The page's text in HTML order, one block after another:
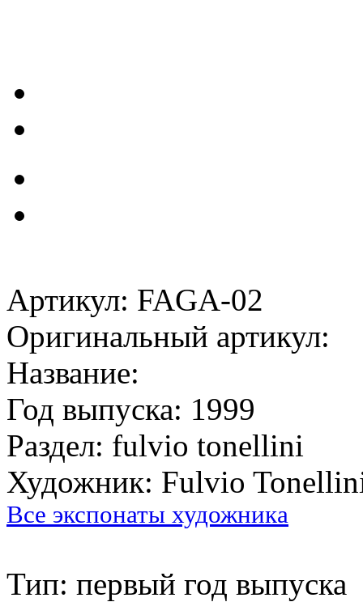
Артикул: FAGA-02
Оригинальный артикул:
Название:
Год выпуска: 1999
Раздел: fulvio tonellini
Художник: Fulvio
Все экспонаты художника
Тип: первый год выпуска